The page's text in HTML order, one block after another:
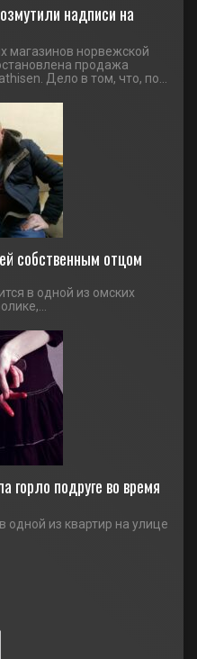
надписи на
магазинов норвежской
продажа
Дело в том, что, по...
собственным отцом
в одной из омских
горло подруге во время
одной из квартир на улице